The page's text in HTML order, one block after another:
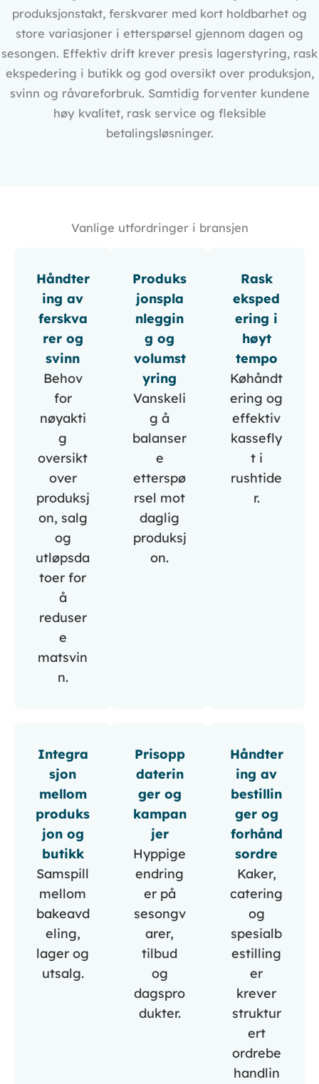
produksjonstakt, ferskvarer med kort holdbarhet og
store variasjoner i etterspørsel gjennom dagen og
sesongen. Effektiv drift krever presis lagerstyring, rask
ekspedering i butikk og god oversikt over produksjon,
svinn og råvareforbruk. Samtidig forventer kundene
høy kvalitet, rask service og fleksible
betalingsløsninger.
Vanlige utfordringer i bransjen
Håndter
ing av
ferskva
rer og
svinn
Behov
for
nøyakti
g
oversikt
over
produksj
on, salg
og
utløpsda
toer for
å
reduser
e
matsvin
n.
Produks
jonspla
nleggin
g og
volumst
yring
Vanskeli
g å
balanser
e
etterspø
rsel mot
daglig
produksj
on.
Rask
eksped
ering i
høyt
tempo
Køhåndt
ering og
effektiv
kassefly
t i
rushtide
r.
Integra
sjon
mellom
produks
jon og
butikk
Samspill
mellom
bakeavd
eling,
lager og
utsalg.
Prisopp
daterin
ger og
kampan
jer
Hyppige
endring
er på
sesongv
arer,
tilbud
og
dagspro
dukter.
Håndter
ing av
bestillin
ger og
forhånd
sordre
Kaker,
catering
og
spesialb
estilling
er
krever
struktur
ert
ordrebe
handlin